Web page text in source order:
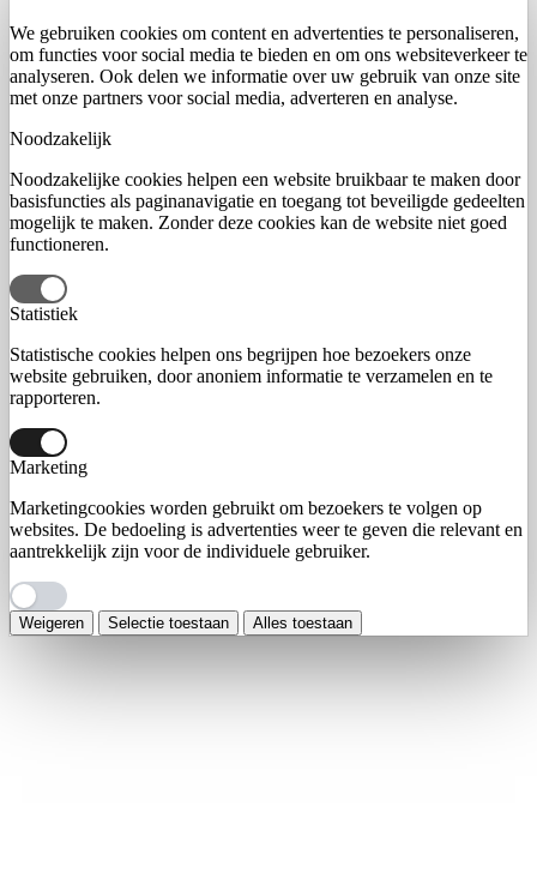
We gebruiken cookies om content en advertenties te personaliseren,
om functies voor social media te bieden en om ons websiteverkeer te
analyseren. Ook delen we informatie over uw gebruik van onze site
met onze partners voor social media, adverteren en analyse.
Noodzakelijk
Noodzakelijke cookies helpen een website bruikbaar te maken door
basisfuncties als paginanavigatie en toegang tot beveiligde gedeelten
mogelijk te maken. Zonder deze cookies kan de website niet goed
functioneren.
Statistiek
Statistische cookies helpen ons begrijpen hoe bezoekers onze
website gebruiken, door anoniem informatie te verzamelen en te
rapporteren.
Marketing
Marketingcookies worden gebruikt om bezoekers te volgen op
websites. De bedoeling is advertenties weer te geven die relevant en
aantrekkelijk zijn voor de individuele gebruiker.
Weigeren Selectie toestaan Alles toestaan